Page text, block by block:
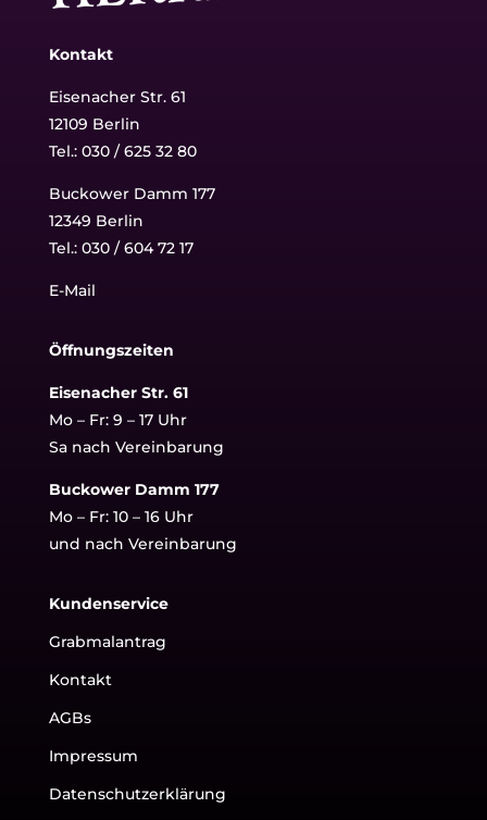
Kontakt
Eisenacher Str. 61
12109 Berlin
Tel.: 030 / 625 32 80
Buckower Damm 177
12349 Berlin
Tel.: 030 / 604 72 17
E-Mail
Öffnungszeiten
Eisenacher Str. 61
Mo – Fr: 9 – 17 Uhr
Sa nach Vereinbarung
Buckower Damm 177
Mo – Fr: 10 – 16 Uhr
und nach Vereinbarung
Kundenservice
Grabmalantrag
Kontakt
AGBs
Impressum
Datenschutzerklärung